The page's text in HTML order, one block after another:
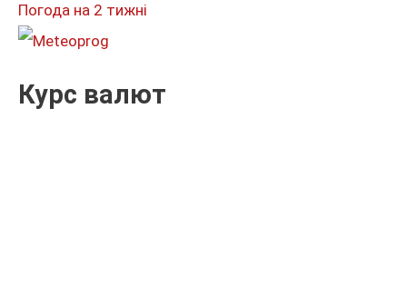
:
Погода на 2 тижні
Курс валют